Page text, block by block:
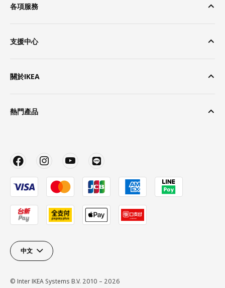
各項服務
支援中心
關於IKEA
熱門產品
中文
© Inter IKEA Systems B.V. 2010 – 2026